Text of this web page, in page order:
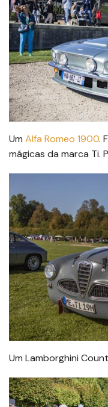
Um Alfa Romeo 1900.
mágicas da marca Ti.
Um Lamborghini